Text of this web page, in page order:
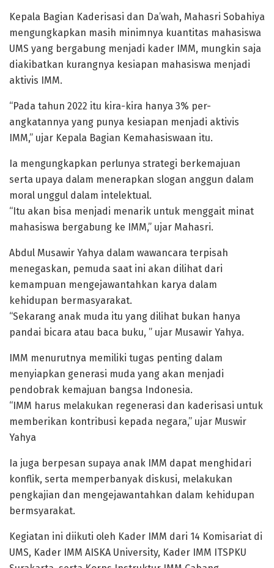
Kepala Bagian Kaderisasi dan Da’wah, Mahasri Sobahiya
mengungkapkan masih minimnya kuantitas mahasiswa
UMS yang bergabung menjadi kader IMM, mungkin saja
diakibatkan kurangnya kesiapan mahasiswa menjadi
aktivis IMM.
“Pada tahun 2022 itu kira-kira hanya 3% per-
angkatannya yang punya kesiapan menjadi aktivis
IMM,” ujar Kepala Bagian Kemahasiswaan itu.
Ia mengungkapkan perlunya strategi berkemajuan
serta upaya dalam menerapkan slogan anggun dalam
moral unggul dalam intelektual.
“Itu akan bisa menjadi menarik untuk menggait minat
mahasiswa bergabung ke IMM,” ujar Mahasri.
Abdul Musawir Yahya dalam wawancara terpisah
menegaskan, pemuda saat ini akan dilihat dari
kemampuan mengejawantahkan karya dalam
kehidupan bermasyarakat.
“Sekarang anak muda itu yang dilihat bukan hanya
pandai bicara atau baca buku, ” ujar Musawir Yahya.
IMM menurutnya memiliki tugas penting dalam
menyiapkan generasi muda yang akan menjadi
pendobrak kemajuan bangsa Indonesia.
“IMM harus melakukan regenerasi dan kaderisasi untuk
memberikan kontribusi kepada negara,” ujar Muswir
Yahya
Ia juga berpesan supaya anak IMM dapat menghidari
konflik, serta memperbanyak diskusi, melakukan
pengkajian dan mengejawantahkan dalam kehidupan
bermsyarakat.
Kegiatan ini diikuti oleh Kader IMM dari 14 Komisariat di
UMS, Kader IMM AISKA University, Kader IMM ITSPKU